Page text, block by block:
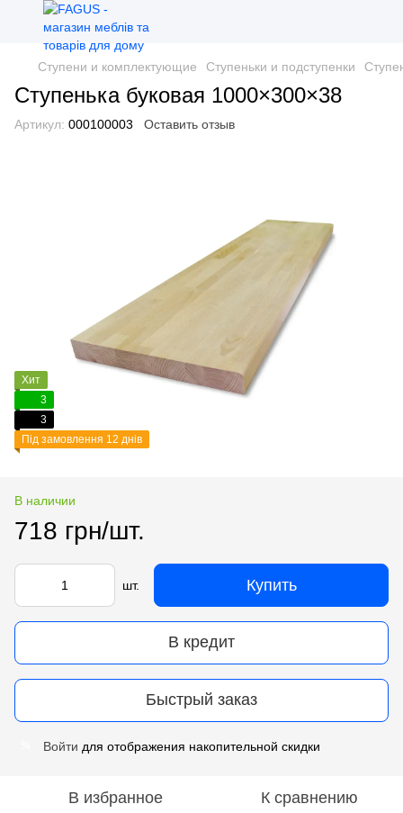
Ступени и комплектующие Ступеньки и подступенки
Ступенька буковая 1000×300×38
Артикул: 000100003 Оставить отзыв
Хит
3
3
Під замовлення 12 днів
В наличии
718 грн/шт.
шт. Купить
В кредит
Быстрый заказ
Войти для отображения накопительной скидки
В избранное К сравнению